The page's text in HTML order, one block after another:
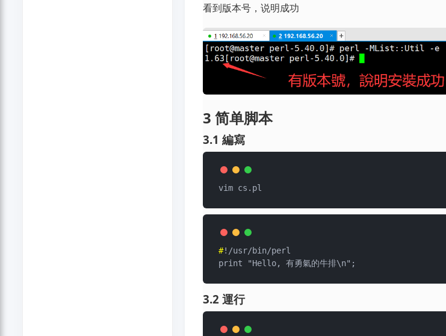
看到版本号，说明成功
3 简单脚本
3.1 編寫
#!/usr/bin/perl
3.2 運行